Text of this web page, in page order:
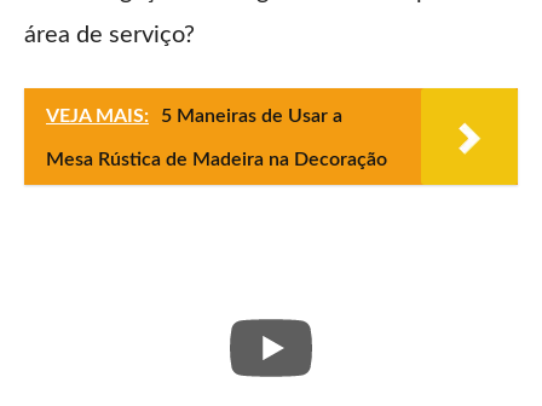
área de serviço?
VEJA MAIS: 5 Maneiras de Usar a
Mesa Rústica de Madeira na Decoração